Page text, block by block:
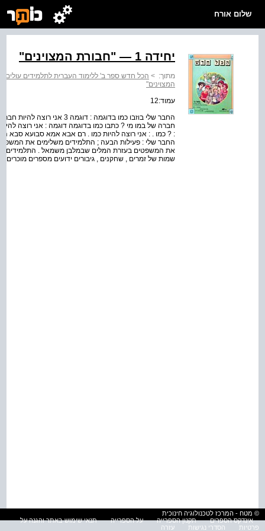
שלום אורח
יחידה 1 — "חבורת המצוינים"
מתוך: > הכל חדש ספר ב' ללימוד העברית לתלמידים עולים
המצוינים"
עמוד:12
חברה של במו מי ? כתבו כמו בדוגמה דוגמה : אני רוצה להיו
: ? כמו . : אני רוצה להיות כמו . רם אבא אמא סבועא סבא
החבר שלי : פעילות הבעה ; התלמידים משלימים את
את המשפטים בעזרת המלים שבמלבן משמאל . התלמידים
שמות של זמרים , שחקנים , גיבורים ידועים מספרים
© מטח - המרכז לטכנולוגיה חינוכית
אינדקס הספרים
תקנון הספרייה על הספרייה
תנאי שימוש באתר והגנה על
פרטיות
הסדרי נגישות עזרה